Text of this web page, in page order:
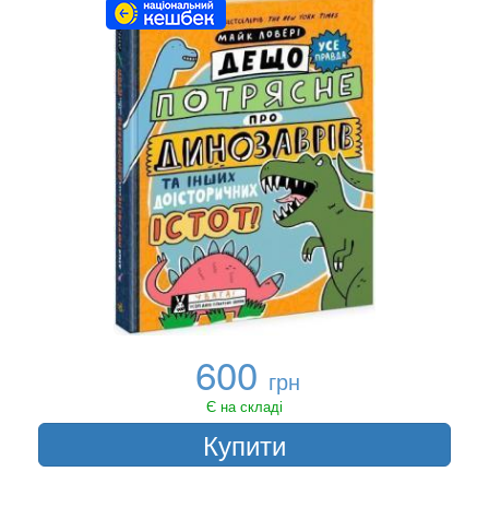
600 грн
Є на складі
Купити